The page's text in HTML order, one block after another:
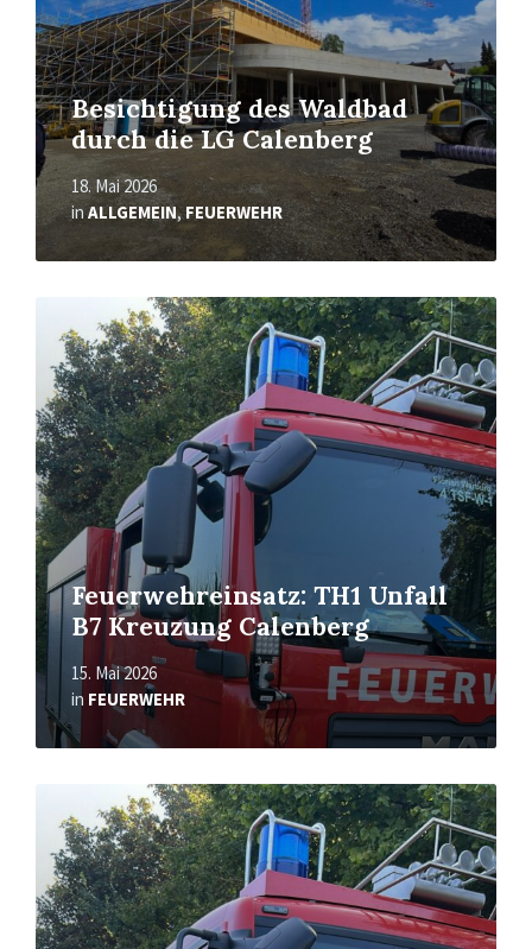
Besichtigung des Waldbad
durch die LG Calenberg
18. Mai 2026
inALLGEMEIN, FEUERWEHR
Feuerwehreinsatz: TH1 Unfall
B7 Kreuzung Calenberg
15. Mai 2026
in FEUERWEHR
More
More